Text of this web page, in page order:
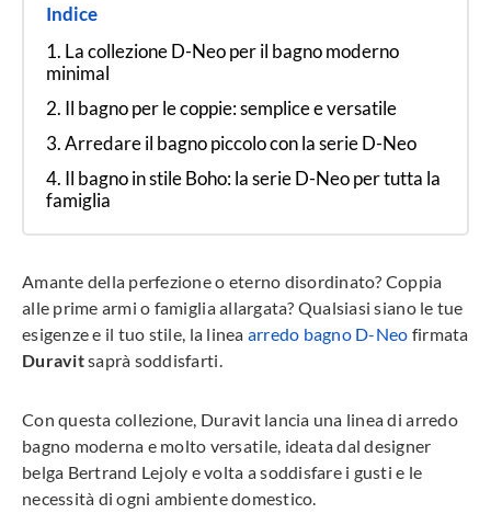
Indice
La collezione D-Neo per il bagno moderno
minimal
Il bagno per le coppie: semplice e versatile
Arredare il bagno piccolo con la serie D-Neo
Il bagno in stile Boho: la serie D-Neo per tutta la
famiglia
Amante della perfezione o eterno disordinato? Coppia
alle prime armi o famiglia allargata? Qualsiasi siano le tue
esigenze e il tuo stile, la linea arredo bagno D-Neo firmata
Duravitsaprà soddisfarti.
Con questa collezione, Duravit lancia una linea di arredo
bagno moderna e molto versatile, ideata dal designer
belga Bertrand Lejoly e volta a soddisfare i gusti e le
necessità di ogni ambiente domestico.